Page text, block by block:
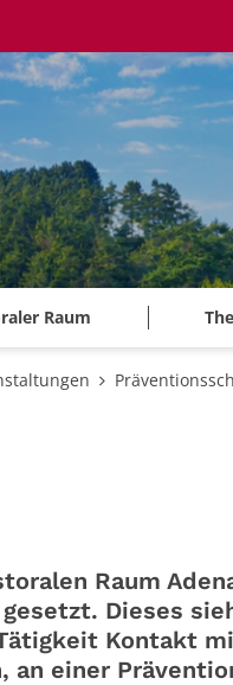
Raum
Raum
Dieses
Kontakt
an einer